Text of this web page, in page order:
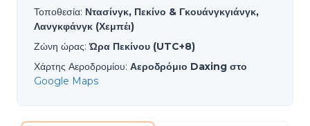
Τοποθεσία: Ντασίνγκ, Πεκίνο & Γκουάνγκγιάνγκ,
Λανγκφάνγκ (Χεμπέι)
Ζώνη ώρας:Ώρα Πεκίνου (UTC+8)
Χάρτης Αεροδρομίου: Αεροδρόμιο Daxing στο
Google Maps